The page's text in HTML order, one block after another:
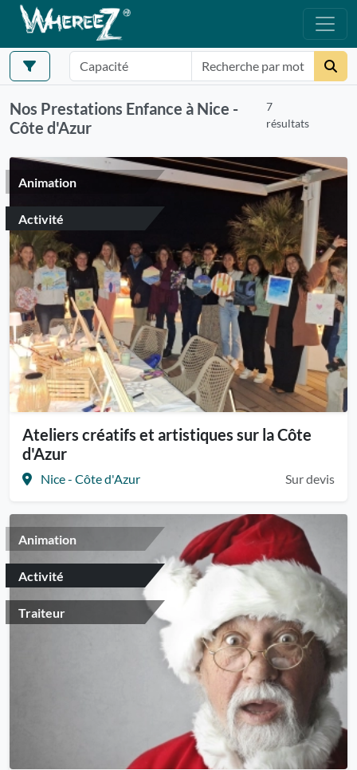
Nos Prestations Enfance à Nice -
Côte d'Azur
7
résultats
Animation
Activité
Ateliers créatifs et artistiques sur la Côte
d'Azur
Nice - Côte d'Azur Sur devis
Animation
Activité
Traiteur